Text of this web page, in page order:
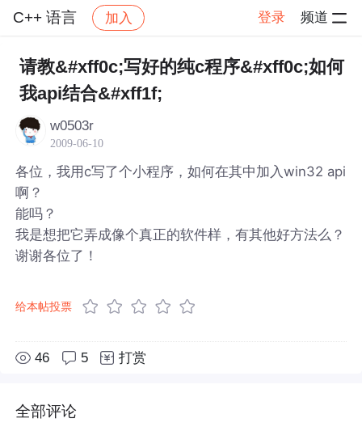
C++ 语言 加入 登录 频道
社区 C++ 语言 帖子详情
请教&#xff0c;写好的纯c程序&#xff0c;如何
我api结合&#xff1f;
w0503r
2009-06-10
各位，我用c写了个小程序，如何在其中加入win32 api
啊？
能吗？
我是想把它弄成像个真正的软件样，有其他好方法么？
谢谢各位了！
给本帖投票
46 5 打赏
全部评论